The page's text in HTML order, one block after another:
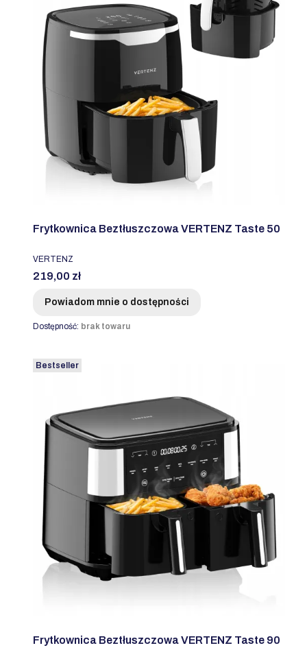
Frytkownica Beztłuszczowa VERTENZ Taste 50
PRODUCENT
VERTENZ
Cena
219,00 zł
Powiadom mnie o dostępności
Dostępność: brak towaru
Bestseller
Frytkownica Beztłuszczowa VERTENZ Taste 90